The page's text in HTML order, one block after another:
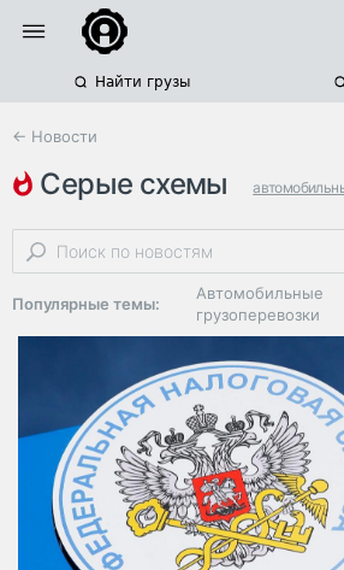
Найти грузы
← Новости
серые схемы
транспортные компании налогообложение
Популярные темы:
Автомобильные
грузоперевозки
логистика
ЭДО, ИТ в
логистике
Дороги,
инфраструктура
Логистика, грузы